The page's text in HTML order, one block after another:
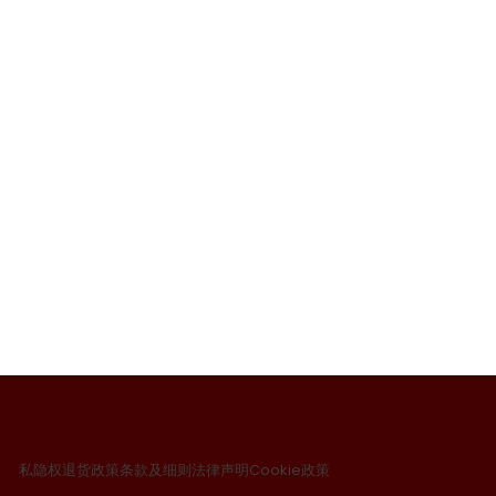
私隐权退货政策条款及细则法律声明Cookie政策